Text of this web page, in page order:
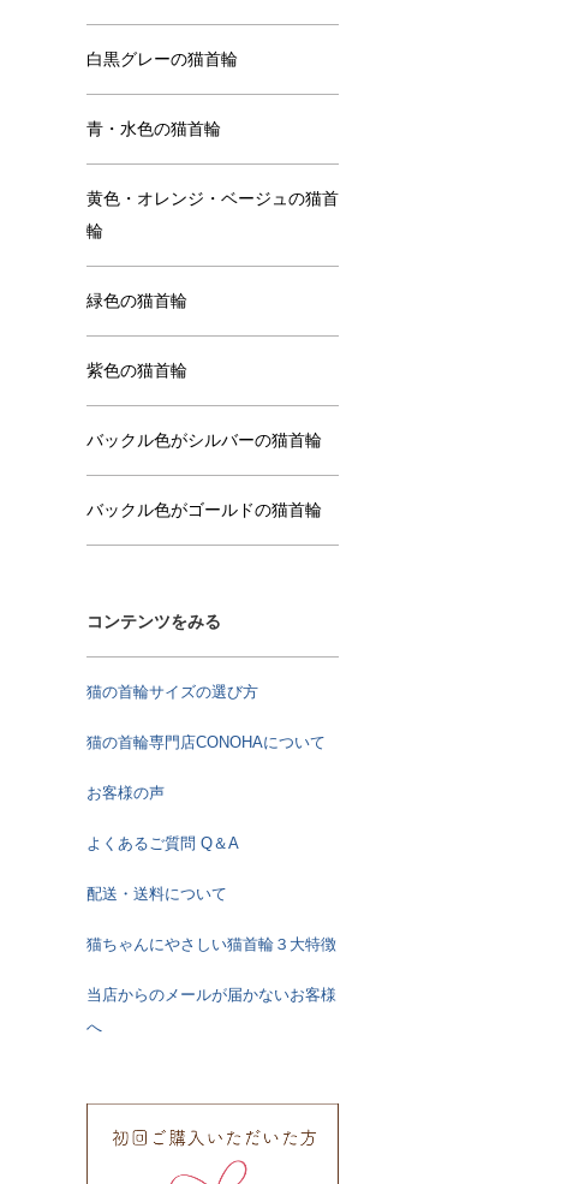
白黒グレーの猫首輪
青・水色の猫首輪
黄色・オレンジ・ベージュの猫首
輪
緑色の猫首輪
紫色の猫首輪
バックル色がシルバーの猫首輪
バックル色がゴールドの猫首輪
コンテンツをみる
猫の首輪サイズの選び方
猫の首輪専門店CONOHAについて
お客様の声
よくあるご質問 Q＆A
配送・送料について
猫ちゃんにやさしい猫首輪３大特徴
当店からのメールが届かないお客様
へ